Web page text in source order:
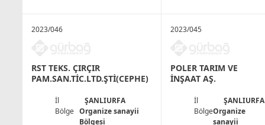
2023/046
RST TEKS. ÇIRÇIR
PAM.SAN.TİC.LTD.ŞTİ(CEPHE)
İl
ŞANLIURFA
Bölge Organize sanayii
Bölgesi
2023/045
POLER TARIM VE
İNŞAAT AŞ.
İl
ŞANLIURFA
BölgeOrganize
sanayii